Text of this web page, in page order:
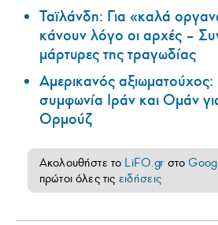
Ταϊλάνδη: Για «καλά
κάνουν λόγο οι αρχές –
μάρτυρες της τραγωδίας
Αμερικανός
συμφωνία Ιράν και Ομάν
Ορμούζ
Ακολουθήστε το LiFO.gr στο
πρώτοι όλες τις ειδήσεις